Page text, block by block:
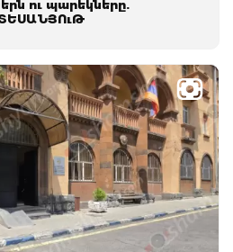
ու պարեկները.